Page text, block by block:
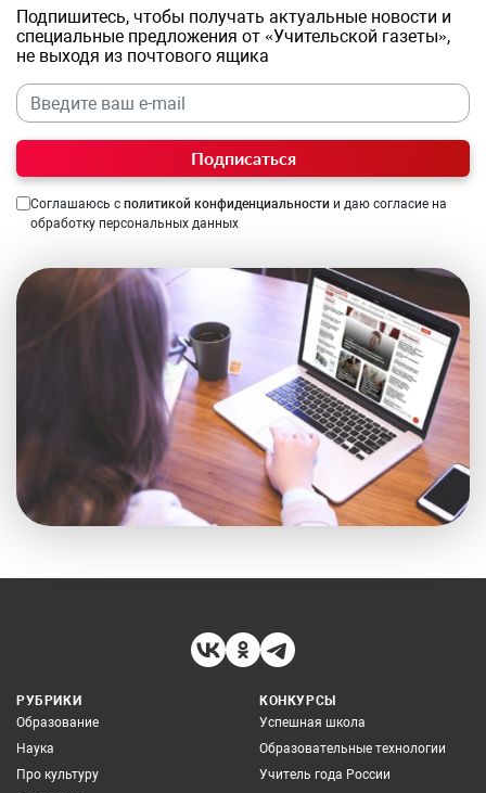
Подпишитесь, чтобы получать актуальные новости и
специальные предложения от «Учительской газеты»,
не выходя из почтового ящика
Подписаться
Соглашаюсь с политикой конфиденциальности и даю согласие на
обработку персональных данных
РУБРИКИ
Образование
Наука
Про культуру
КОНКУРСЫ
Успешная школа
Образовательные технологии
Учитель года России